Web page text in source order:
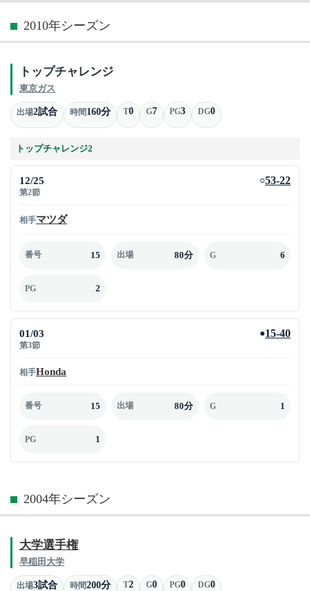
2010年シーズン
トップチャレンジ
東京ガス
出場2試合 時間160分 T0 G7 PG3 DG0
トップチャレンジ2
12/25
第2節
○53-22
相手マツダ
番号 15 出場 80分 G 6
PG 2
01/03
第3節
●15-40
相手Honda
番号 15 出場 80分 G 1
PG 1
2004年シーズン
大学選手権
早稲田大学
出場3試合 時間200分 T2 G0 PG0 DG0